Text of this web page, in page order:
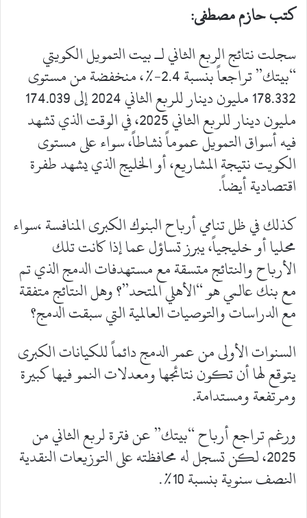
كتب حازم مصطفى:
سجلت نتائج الربع الثاني لـ بيت التمويل الكويتي
“بيتك” تراجعاً بنسبة 2.4-%، منخفضة من مستوى
178.332 مليون دينار للربع الثاني 2024 إلى 174.039
مليون دينار للربع الثاني 2025، في الوقت الذي تشهد
فيه أسواق التمويل عموماً نشاطاً، سواء على مستوى
الكويت نتيجة المشاريع، أو الخليج الذي يشهد طفرة
اقتصادية أيضاً.
كذلك في ظل تنامي أرباح البنوك الكبرى المنافسة ،سواء
محليا أو خليجياً، يبرز تساؤل عما إذا كانت تلك
الأرباح والنتائج متسقة مع مستهدفات الدمج الذي تم
مع بنك عالمي هو “الأهلي المتحد”؟ وهل النتائج متفقة
مع الدراسات والتوصيات العالمية التي سبقت الدمج؟
السنوات الأولى من عمر الدمج دائماً للكيانات الكبرى
يتوقع لها أن تكون نتائجها ومعدلات النمو فيها كبيرة
ومرتفعة ومستدامة.
ورغم تراجع أرباح “بيتك” عن فترة لربع الثاني من
2025، لكن تسجل له محافظته على التوزيعات النقدية
النصف سنوية بنسبة 10%.